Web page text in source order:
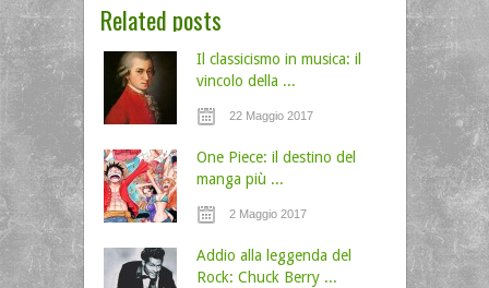
Related posts
Il classicismo in musica: il
vincolo della ...
22 Maggio 2017
One Piece: il destino del
manga più ...
2 Maggio 2017
Addio alla leggenda del
Rock: Chuck Berry ...